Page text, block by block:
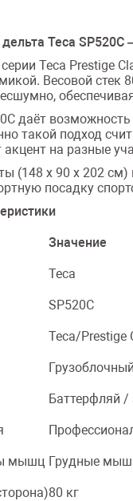
Teca
Teca Prestige
Весовой стек
даёт
такой подход
акцент на разные
(148 х 90 х 202
посадку
Значение
Teca
SP520C
Teca/Prestige
Баттерфляй /
мышц Грудные
80 кг